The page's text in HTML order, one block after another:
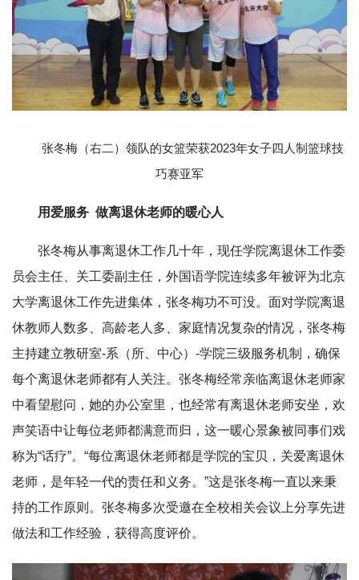
张冬梅（右二）领队的女篮荣获2023年女子四人制篮球技
巧赛亚军
用爱服务 做离退休老师的暖心人
张冬梅从事离退休工作几十年，现任学院离退休工作委
员会主任、关工委副主任，外国语学院连续多年被评为北京
大学离退休工作先进集体，张冬梅功不可没。面对学院离退
休教师人数多、高龄老人多、家庭情况复杂的情况，张冬梅
主持建立教研室-系（所、中心）-学院三级服务机制，确保
每个离退休老师都有人关注。张冬梅经常亲临离退休老师家
中看望慰问，她的办公室里，也经常有离退休老师安坐，欢
声笑语中让每位老师都满意而归，这一暖心景象被同事们戏
称为“话疗”。“每位离退休老师都是学院的宝贝，关爱离退休
老师，是年轻一代的责任和义务。”这是张冬梅一直以来秉
持的工作原则。张冬梅多次受邀在全校相关会议上分享先进
做法和工作经验，获得高度评价。